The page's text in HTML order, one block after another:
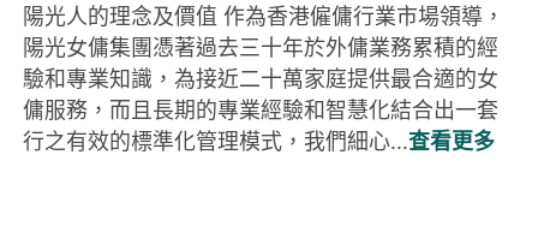
陽光人的理念及價值 作為香港僱傭行業市場領導，
陽光女傭集團憑著過去三十年於外傭業務累積的經
驗和專業知識，為接近二十萬家庭提供最合適的女
傭服務，而且長期的專業經驗和智慧化結合出一套
行之有效的標準化管理模式，我們細心...查看更多